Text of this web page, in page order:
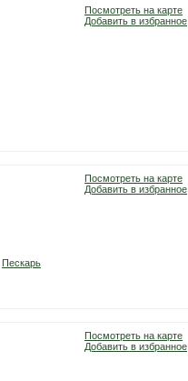
Посмотреть на карте
Добавить в избранное
Пескарь
Посмотреть на карте
Добавить в избранное
Посмотреть на карте
Добавить в избранное